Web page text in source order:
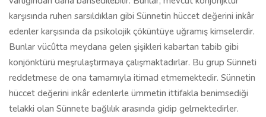
karşısında ruhen sarsıldıkları gibi Sünnetin hüccet değerini inkâr
edenler karşısında da psikolojik çöküntüye uğramış kimselerdir.
Bunlar vücûtta meydana gelen şişikleri kabartan tabib gibi
konjönktürü meşrulaştırmaya çalışmaktadırlar. Bu grup Sünneti
reddetmese de ona tamamıyla itimad etmemektedir. Sünnetin
hüccet değerini inkâr edenlerle ümmetin ittifakla benimsediği
telakki olan Sünnete bağlılık arasında gidip gelmektedirler.